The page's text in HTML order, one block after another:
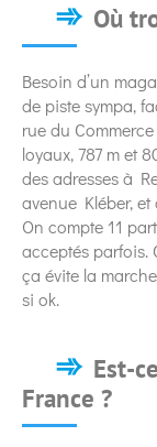
Où
Besoin d’un
de piste sympa,
rue du
loyaux, 787 m et
des adresses à
avenue Kléber, et
On compte 11
acceptés parfois.
ça évite la
si ok.
Est-
France ?